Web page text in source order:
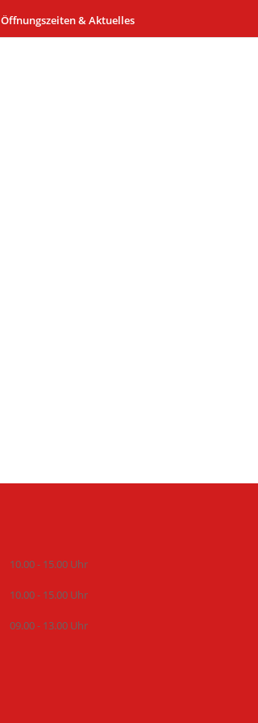
Öffnungszeiten & Aktuelles
10.00 - 15.00 Uhr
10.00 - 15.00 Uhr
09.00 - 13.00 Uhr